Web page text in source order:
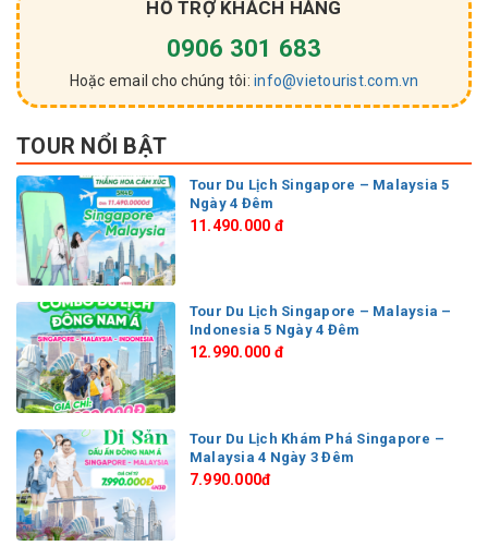
HỖ TRỢ KHÁCH HÀNG
0906 301 683
Hoặc email cho chúng tôi: info@vietourist.com.vn
TOUR NỔI BẬT
Tour Du Lịch Singapore – Malaysia 5
Ngày 4 Đêm
11.490.000 đ
Tour Du Lịch Singapore – Malaysia –
Indonesia 5 Ngày 4 Đêm
12.990.000 đ
Tour Du Lịch Khám Phá Singapore –
Malaysia 4 Ngày 3 Đêm
7.990.000đ